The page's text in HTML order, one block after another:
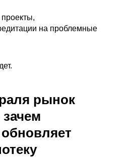
на проблемные
рынок
зачем